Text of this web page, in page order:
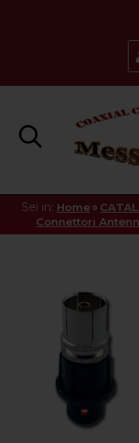
Sei in: Home »
Connettori